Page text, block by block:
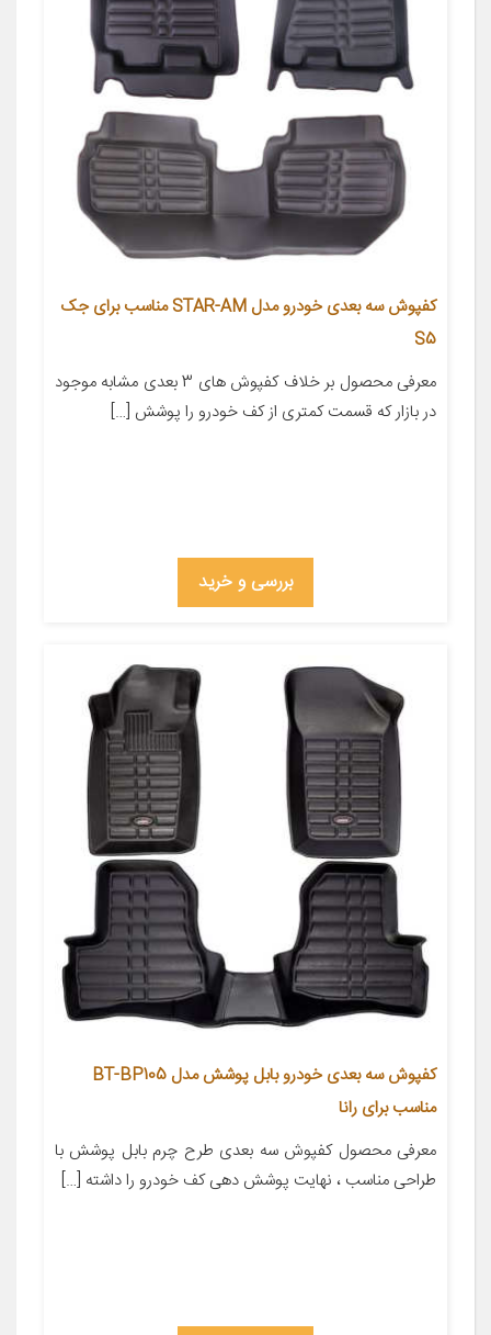
کفپوش سه بعدی خودرو مدل STAR-AM مناسب برای جک
S5
معرفی محصول بر خلاف کفپوش های 3 بعدی مشابه موجود
در بازار که قسمت کمتری از کف خودرو را پوشش […]
بررسی و خرید
کفپوش سه بعدی خودرو بابل پوشش مدل BT-BP105
مناسب برای رانا
معرفی محصول کفپوش سه بعدی طرح چرم بابل پوشش با
طراحی مناسب ، نهایت پوشش دهی کف خودرو را داشته […]